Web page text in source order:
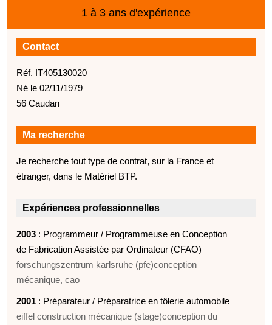
1 à 3 ans d'expérience
Contact
Réf. IT405130020
Né le 02/11/1979
56 Caudan
Ma recherche
Je recherche tout type de contrat, sur la France et
étranger, dans le Matériel BTP.
Expériences professionnelles
2003 : Programmeur / Programmeuse en Conception
de Fabrication Assistée par Ordinateur (CFAO)
forschungszentrum karlsruhe (pfe)conception
mécanique, cao
2001 : Préparateur / Préparatrice en tôlerie automobile
eiffel construction mécanique (stage)conception du